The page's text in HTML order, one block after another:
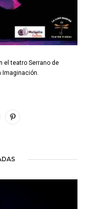
el teatro Serrano de
Imaginación.